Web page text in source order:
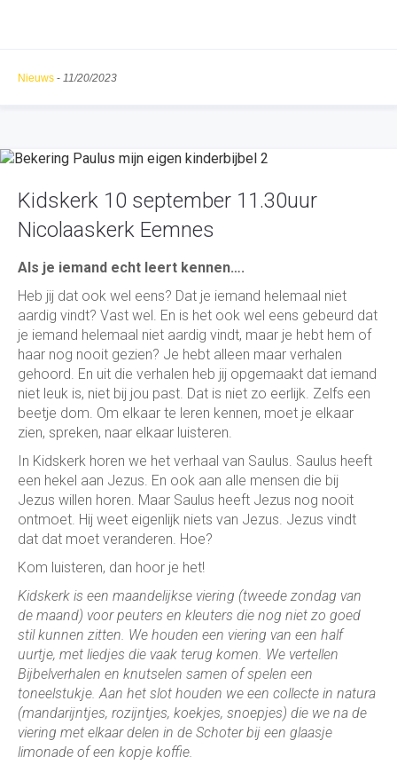
Nieuws - 11/20/2023
Kidskerk 10 september 11.30uur
Nicolaaskerk Eemnes
Als je iemand echt leert kennen….
Heb jij dat ook wel eens? Dat je iemand helemaal niet
aardig vindt? Vast wel. En is het ook wel eens gebeurd dat
je iemand helemaal niet aardig vindt, maar je hebt hem of
haar nog nooit gezien? Je hebt alleen maar verhalen
gehoord. En uit die verhalen heb jij opgemaakt dat iemand
niet leuk is, niet bij jou past. Dat is niet zo eerlijk. Zelfs een
beetje dom. Om elkaar te leren kennen, moet je elkaar
zien, spreken, naar elkaar luisteren.
In Kidskerk horen we het verhaal van Saulus. Saulus heeft
een hekel aan Jezus. En ook aan alle mensen die bij
Jezus willen horen. Maar Saulus heeft Jezus nog nooit
ontmoet. Hij weet eigenlijk niets van Jezus. Jezus vindt
dat dat moet veranderen. Hoe?
Kom luisteren, dan hoor je het!
Kidskerk is een maandelijkse viering (tweede zondag van
de maand) voor peuters en kleuters die nog niet zo goed
stil kunnen zitten. We houden een viering van een half
uurtje, met liedjes die vaak terug komen. We vertellen
Bijbelverhalen en knutselen samen of spelen een
toneelstukje. Aan het slot houden we een collecte in natura
(mandarijntjes, rozijntjes, koekjes, snoepjes) die we na de
viering met elkaar delen in de Schoter bij een glaasje
limonade of een kopje koffie.